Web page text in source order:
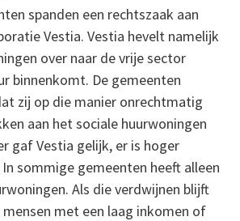
spanden een rechtszaak aan
Vestia. Vestia hevelt namelijk
over naar de vrije sector
binnenkomt. De gemeenten
zij op die manier onrechtmatig
aan het sociale huurwoningen
gaf Vestia gelijk, er is hoger
sommige gemeenten heeft alleen
Als die verdwijnen blijft
met een laag inkomen of